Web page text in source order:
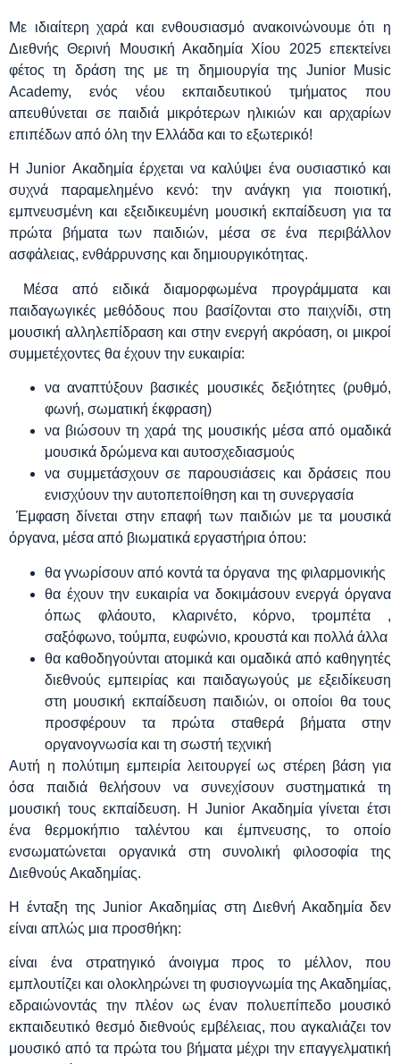
Με ιδιαίτερη χαρά και ενθουσιασμό ανακοινώνουμε ότι η
Διεθνής Θερινή Μουσική Ακαδημία Χίου 2025 επεκτείνει
φέτος τη δράση της με τη δημιουργία της Junior Music
Academy, ενός νέου εκπαιδευτικού τμήματος που
απευθύνεται σε παιδιά μικρότερων ηλικιών και αρχαρίων
επιπέδων από όλη την Ελλάδα και το εξωτερικό!
Η Junior Ακαδημία έρχεται να καλύψει ένα ουσιαστικό και
συχνά παραμελημένο κενό: την ανάγκη για ποιοτική,
εμπνευσμένη και εξειδικευμένη μουσική εκπαίδευση για τα
πρώτα βήματα των παιδιών, μέσα σε ένα περιβάλλον
ασφάλειας, ενθάρρυνσης και δημιουργικότητας.
Μέσα από ειδικά διαμορφωμένα προγράμματα και
παιδαγωγικές μεθόδους που βασίζονται στο παιχνίδι, στη
μουσική αλληλεπίδραση και στην ενεργή ακρόαση, οι μικροί
συμμετέχοντες θα έχουν την ευκαιρία:
να αναπτύξουν βασικές μουσικές δεξιότητες (ρυθμό,
φωνή, σωματική έκφραση)
να βιώσουν τη χαρά της μουσικής μέσα από ομαδικά
μουσικά δρώμενα και αυτοσχεδιασμούς
να συμμετάσχουν σε παρουσιάσεις και δράσεις που
ενισχύουν την αυτοπεποίθηση και τη συνεργασία
Έμφαση δίνεται στην επαφή των παιδιών με τα μουσικά
όργανα, μέσα από βιωματικά εργαστήρια όπου:
θα γνωρίσουν από κοντά τα όργανα της φιλαρμονικής
θα έχουν την ευκαιρία να δοκιμάσουν ενεργά όργανα
όπως φλάουτο, κλαρινέτο, κόρνο, τρομπέτα ,
σαξόφωνο, τούμπα, ευφώνιο, κρουστά και πολλά άλλα
θα καθοδηγούνται ατομικά και ομαδικά από καθηγητές
διεθνούς εμπειρίας και παιδαγωγούς με εξειδίκευση
στη μουσική εκπαίδευση παιδιών, οι οποίοι θα τους
προσφέρουν τα πρώτα σταθερά βήματα στην
οργανογνωσία και τη σωστή τεχνική
Αυτή η πολύτιμη εμπειρία λειτουργεί ως στέρεη βάση για
όσα παιδιά θελήσουν να συνεχίσουν συστηματικά τη
μουσική τους εκπαίδευση. Η Junior Ακαδημία γίνεται έτσι
ένα θερμοκήπιο ταλέντου και έμπνευσης, το οποίο
ενσωματώνεται οργανικά στη συνολική φιλοσοφία της
Διεθνούς Ακαδημίας.
Η ένταξη της Junior Ακαδημίας στη Διεθνή Ακαδημία δεν
είναι απλώς μια προσθήκη:
είναι ένα στρατηγικό άνοιγμα προς το μέλλον, που
εμπλουτίζει και ολοκληρώνει τη φυσιογνωμία της Ακαδημίας,
εδραιώνοντάς την πλέον ως έναν πολυεπίπεδο μουσικό
εκπαιδευτικό θεσμό διεθνούς εμβέλειας, που αγκαλιάζει τον
μουσικό από τα πρώτα του βήματα μέχρι την επαγγελματική